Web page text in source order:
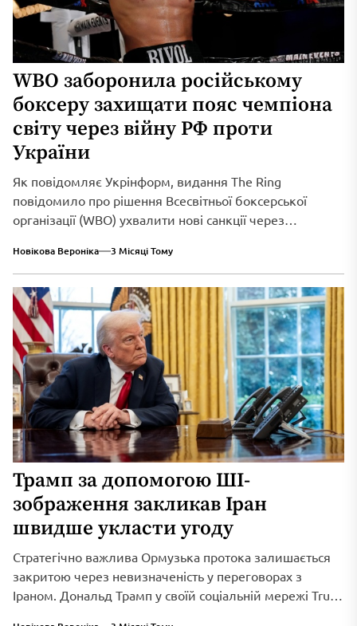
WBO заборонила російському
боксеру захищати пояс чемпіона
світу через війну РФ проти
України
Як повідомляє Укрінформ, видання The Ring
повідомило про рішення Всесвітньої боксерської
організації (WBO) ухвалити нові санкції через
Новікова Вероніка 3 Місяці Тому
Трамп за допомогою ШІ-
зображення закликав Іран
швидше укласти угоду
Стратегічно важлива Ормузька протока залишається
закритою через невизначеність у переговорах з
Іраном. Дональд Трамп у своїй соціальній мережі Truth